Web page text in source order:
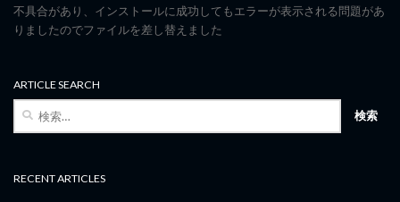
不具合があり、インストールに成功してもエラーが表示される問題があ
りましたのでファイルを差し替えました
ARTICLE SEARCH
RECENT ARTICLES